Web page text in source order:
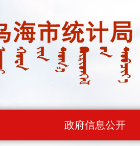
政府信息公开